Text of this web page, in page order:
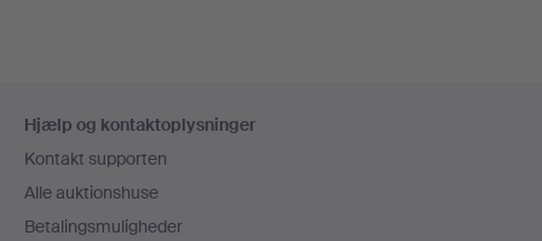
Hjælp og kontaktoplysninger
Kontakt supporten
Alle auktionshuse
Betalingsmuligheder